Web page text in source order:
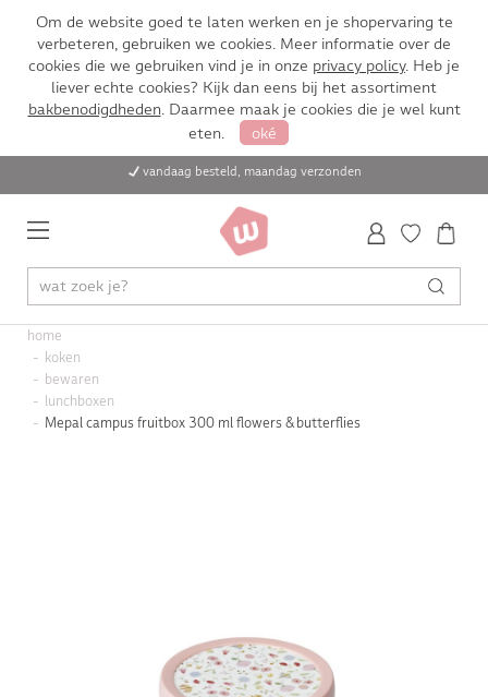
Om de website goed te laten werken en je shopervaring te
verbeteren, gebruiken we cookies. Meer informatie over de
cookies die we gebruiken vind je in onze privacy policy. Heb je
liever echte cookies? Kijk dan eens bij het assortiment
bakbenodigdheden. Daarmee maak je cookies die je wel kunt
eten.
oké
vandaag besteld, maandag verzonden
home
koken
bewaren
lunchboxen
Mepal campus fruitbox 300 ml flowers & butterflies